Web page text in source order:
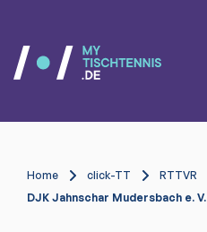
Home click-TT
RTTVR
DJK Jahnschar Mudersbach e. V.